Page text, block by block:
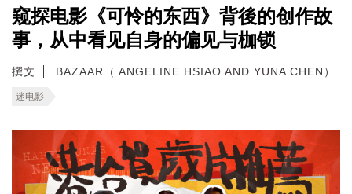
窥探电影《可怜的东西》背後的创作故
事，从中看见自身的偏见与枷锁
撰文 BAZAAR（ ANGELINE HSIAO AND YUNA CHEN）
迷电影